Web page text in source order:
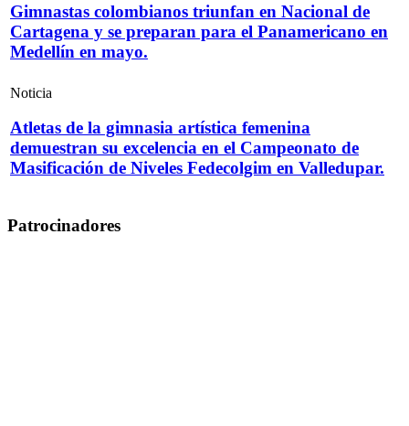
Gimnastas colombianos triunfan en Nacional de
Cartagena y se preparan para el Panamericano en
Medellín en mayo.
Noticia
Atletas de la gimnasia artística femenina
demuestran su excelencia en el Campeonato de
Masificación de Niveles Fedecolgim en Valledupar.
Patrocinadores